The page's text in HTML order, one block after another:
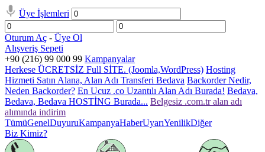
Üye İşlemleri
Oturum Aç - Üye Ol
Alışveriş Sepeti
+90 (216) 99 000 99 Kampanyalar
Herkese ÜCRETSİZ Full SİTE. (Joomla,WordPress) Hosting
Hizmeti Satın Alana, Alan Adı Transferi Bedava Backorder Nedir,
Neden Backorder? En Ucuz .co Uzantılı Alan Adı Burada! Bedava,
Bedava, Bedava HOSTİNG Burada... Belgesiz .com.tr alan adı
alımında indirim
TümüGenelDuyuruKampanyaHaberUyarıYenilikDiğer
Biz Kimiz?